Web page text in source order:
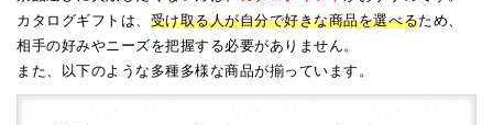
カタログギフトは、 受け取る人が自分で好きな商品を選べるため、
相手の好みやニーズを把握する必要がありません。
また、以下のような多種多様な商品が揃っています。